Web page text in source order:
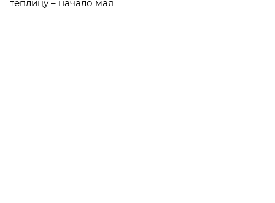
теплицу – начало мая